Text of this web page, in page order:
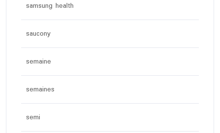
samsung health
saucony
semaine
semaines
semi